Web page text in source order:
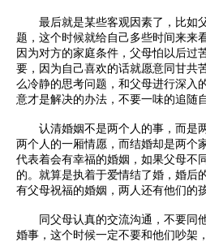
最后就是某些客观因素了，比如
题，这个时候就给自己多些时间来来
因为对方的家庭条件，父母怕以后过
要，因为自己喜欢的话就愿意同甘共
么冷静的思考问题，和父母进行深入
意才是解决的办法，不要一味的追随
认清婚姻不是两个人的事，而是
两个人的一厢情愿，而结婚却是两个
代表着会有幸福的婚姻，如果父母不
的。就算是执着于爱情结了婚，婚后
有父母祝福的婚姻，两人还有他们的
同父母认真的交流沟通，不要同
婚事，这个时候一定不要和他们吵架